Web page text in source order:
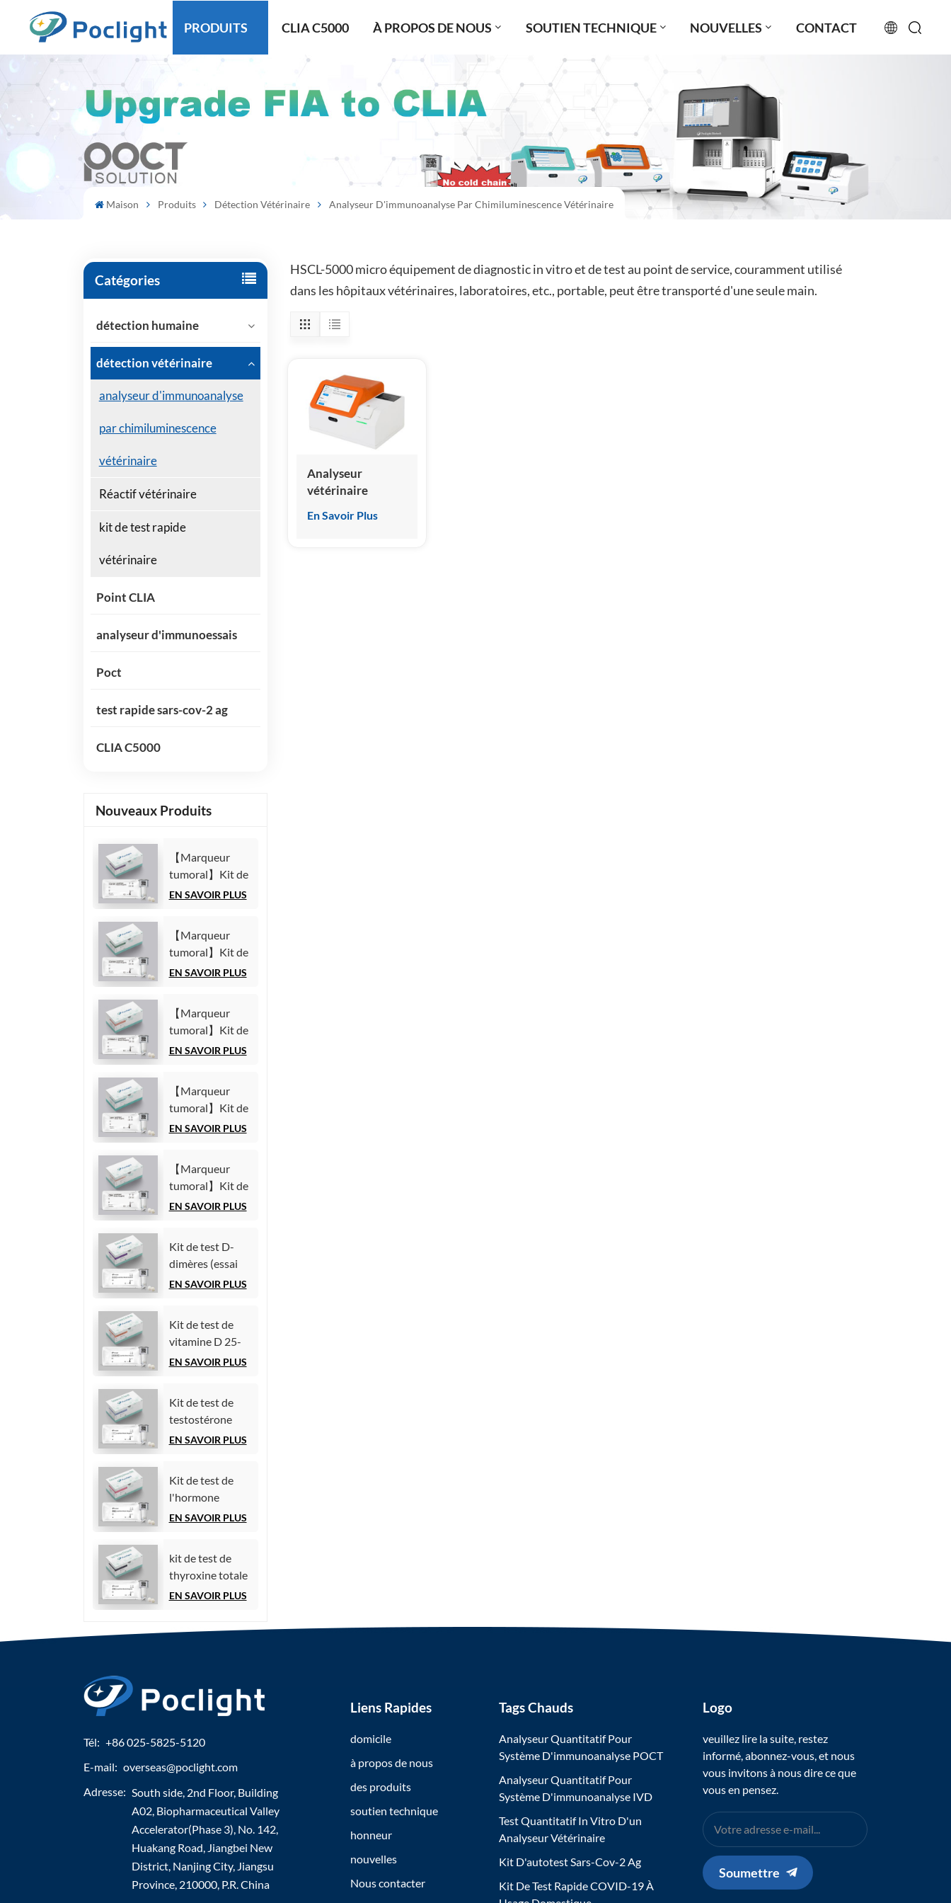
PRODUITS CLIA C5000 À PROPOS DE NOUS SOUTIEN TECHNIQUE NOUVELLES CONTACT
русский
español
日本語
Maison Produits Détection Vétérinaire Analyseur D'immunoanalyse Par Chimiluminescence Vétérinaire
Catégories
détection humaine
détection vétérinaire
analyseur d'immunoanalyse
par chimiluminescence
vétérinaire
Réactif vétérinaire
kit de test rapide
vétérinaire
Point CLIA
analyseur d'immunoessais
Poct
test rapide sars-cov-2 ag
CLIA C5000
Nouveaux Produits
【Marqueur
tumoral】Kit de
test de l'antigène
(Immunoessai
par
chimiluminescence
EN SAVOIR PLUS
【Marqueur
tumoral】Kit de
test de l'antigène
(Immunoessai
par
chimiluminescence
EN SAVOIR PLUS
【Marqueur
tumoral】Kit de
test du fragment
(CYFRA21-1)
(Immunoessai
par
homogène)
EN SAVOIR PLUS
【Marqueur
tumoral】Kit de
test de l'alpha-
(Immunoessai
par
chimiluminescence
EN SAVOIR PLUS
【Marqueur
tumoral】Kit de
test de l'antigène
(Immunoessai
par
chimiluminescence
EN SAVOIR PLUS
Kit de test D-
dimères (essai
immunologique
homogène)
EN SAVOIR PLUS
Kit de test de
vitamine D 25-
hydroxy (essai
chimiluminescence
homogène))
EN SAVOIR PLUS
Kit de test de
testostérone
(essai
chimiluminescence)
EN SAVOIR PLUS
Kit de test de
l'hormone
folliculo-
EN SAVOIR PLUS
kit de test de
thyroxine totale
(TT4)
EN SAVOIR PLUS
HSCL-5000 micro équipement de diagnostic in vitro et de test au point de service, couramment utilisé
dans les hôpitaux vétérinaires, laboratoires, etc., portable, peut être transporté d'une seule main.
Analyseur
vétérinaire
par
En Savoir Plus
Tél: +86 025-5825-5120
E-mail: overseas@poclight.com
Adresse: South side, 2nd Floor, Building
A02, Biopharmaceutical Valley
Accelerator(Phase 3), No. 142,
Huakang Road, Jiangbei New
District, Nanjing City, Jiangsu
Province, 210000, P.R. China
Liens Rapides
domicile
à propos de nous
des produits
soutien technique
honneur
nouvelles
Nous contacter
Tags Chauds
Analyseur Quantitatif Pour
Système D'immunoanalyse POCT
Analyseur Quantitatif Pour
Système D'immunoanalyse IVD
Test Quantitatif In Vitro D'un
Analyseur Vétérinaire
Kit D'autotest Sars-Cov-2 Ag
Kit De Test Rapide COVID-19 À
Logo
veuillez lire la suite, restez
informé, abonnez-vous, et nous
vous invitons à nous dire ce que
vous en pensez.
Soumettre